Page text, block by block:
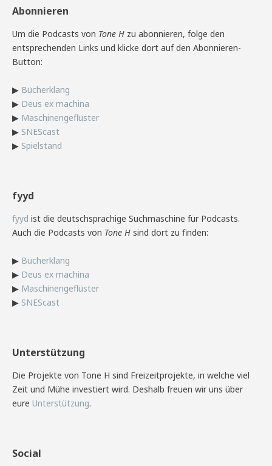
Abonnieren
Um die Podcasts von Tone H zu abonnieren, folge den
entsprechenden Links und klicke dort auf den Abonnieren-
Button:
▶ Bücherklang
▶ Deus ex machina
▶ Maschinengeflüster
▶ SNEScast
▶ Spielstand
fyyd
fyyd ist die deutschsprachige Suchmaschine für Podcasts.
Auch die Podcasts von Tone H sind dort zu finden:
▶ Bücherklang
▶ Deus ex machina
▶ Maschinengeflüster
▶ SNEScast
Unterstützung
Die Projekte von Tone H sind Freizeitprojekte, in welche viel
Zeit und Mühe investiert wird. Deshalb freuen wir uns über
eure Unterstützung.
Social